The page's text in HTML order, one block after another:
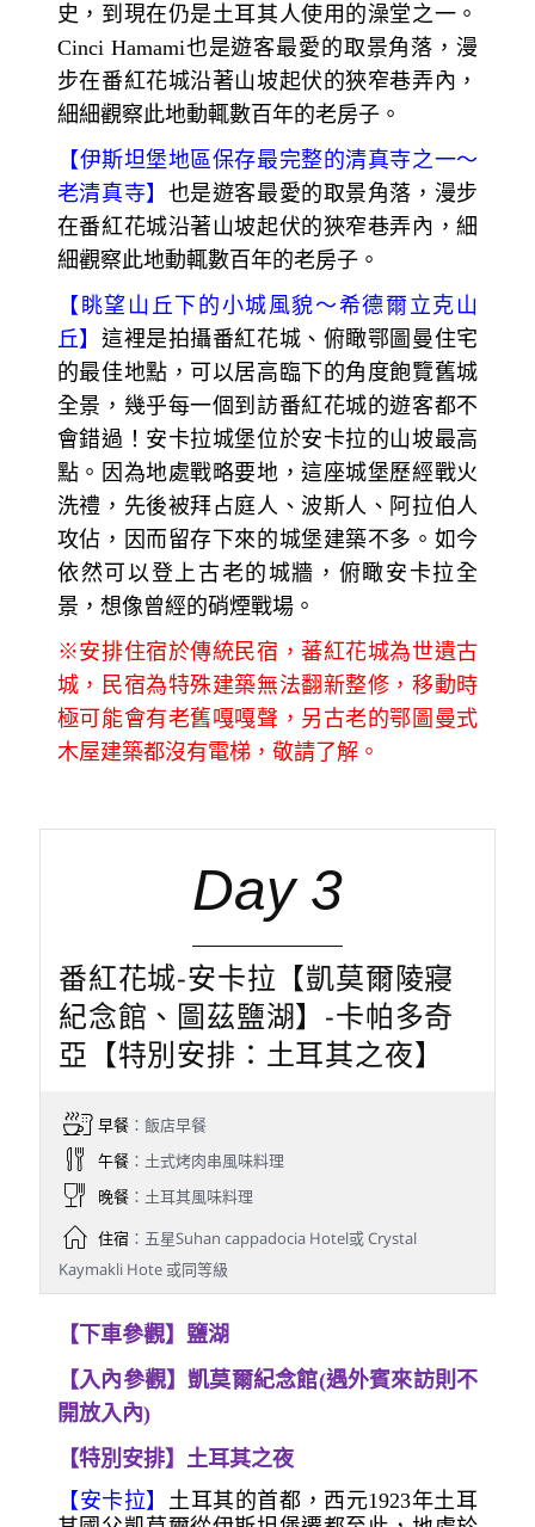
史，到現在仍是土耳其人使用的澡堂之一。
Cinci Hamami也是遊客最愛的取景角落，漫
步在番紅花城沿著山坡起伏的狹窄巷弄內，
細細觀察此地動輒數百年的老房子。
【伊斯坦堡地區保存最完整的清真寺之一～
老清真寺】 也是遊客最愛的取景角落，漫步
在番紅花城沿著山坡起伏的狹窄巷弄內，細
細觀察此地動輒數百年的老房子。
【 眺望山丘下的小城風貌～希德爾立克山
丘】這裡是拍攝番紅花城、俯瞰鄂圖曼住宅
的最佳地點，可以居高臨下的角度飽覽舊城
全景，幾乎每一個到訪番紅花城的遊客都不
會錯過！安卡拉城堡位於安卡拉的山坡最高
點。因為地處戰略要地，這座城堡歷經戰火
洗禮，先後被拜占庭人、波斯人、阿拉伯人
攻佔，因而留存下來的城堡建築不多。如今
依然可以登上古老的城牆，俯瞰安卡拉全
景，想像曾經的硝煙戰場。
※安排住宿於傳統民宿，蕃紅花城為世遺古
城，民宿為特殊建築無法翻新整修，移動時
極可能會有老舊嘎嘎聲，另古老的鄂圖曼式
木屋建築都沒有電梯，敬請了解。
Day 3
番紅花城-安卡拉【凱莫爾陵寢
紀念館、圖茲鹽湖】-卡帕多奇
亞【特別安排：土耳其之夜】
早餐：飯店早餐
午餐：土式烤肉串風味料理
晚餐：土耳其風味料理
住宿：五星Suhan cappadocia Hotel或 Crystal
Kaymakli Hote 或同等級
【下車參觀】鹽湖
【入內參觀】凱莫爾紀念館(遇外賓來訪則不
開放入內)
【特別安排】土耳其之夜
【安卡拉】
土耳其的首都，西元1923年土耳